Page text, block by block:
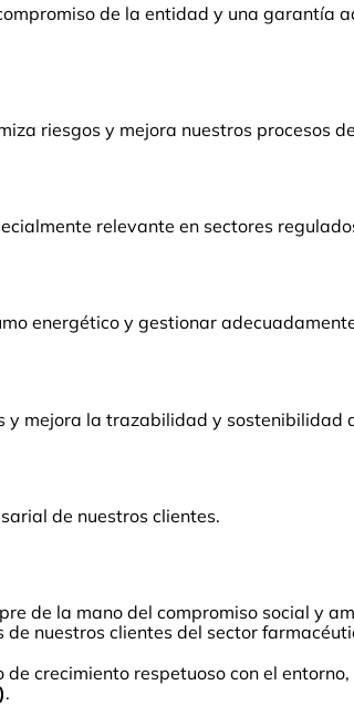
de la entidad y una garantía
riesgos y mejora nuestros procesos
relevante en sectores
energético y gestionar
mejora la trazabilidad y sostenibilidad
de nuestros clientes.
de la mano del compromiso social y
nuestros clientes del sector
crecimiento respetuoso con el entorno,
.